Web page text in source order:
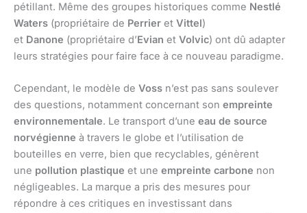
pétillant. Même des groupes historiques comme Nestlé
Waters (propriétaire de Perrier et Vittel)
et Danone (propriétaire d’Evian et Volvic) ont dû adapter
leurs stratégies pour faire face à ce nouveau paradigme.
Cependant, le modèle de Voss n’est pas sans soulever
des questions, notamment concernant son empreinte
environnementale. Le transport d’une eau de source
norvégienne à travers le globe et l’utilisation de
bouteilles en verre, bien que recyclables, génèrent
une pollution plastique et une empreinte carbone non
négligeables. La marque a pris des mesures pour
répondre à ces critiques en investissant dans